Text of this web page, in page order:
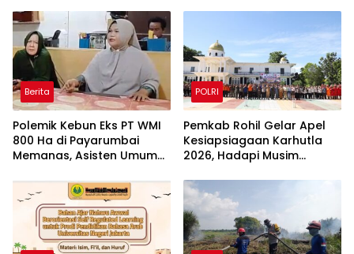
Berita
Polemik Kebun Eks PT WMI
800 Ha di Payarumbai
Memanas, Asisten Umum
Tantang Presiden Prabowo
POLRI
Pemkab Rohil Gelar Apel
Kesiapsiagaan Karhutla
2026, Hadapi Musim